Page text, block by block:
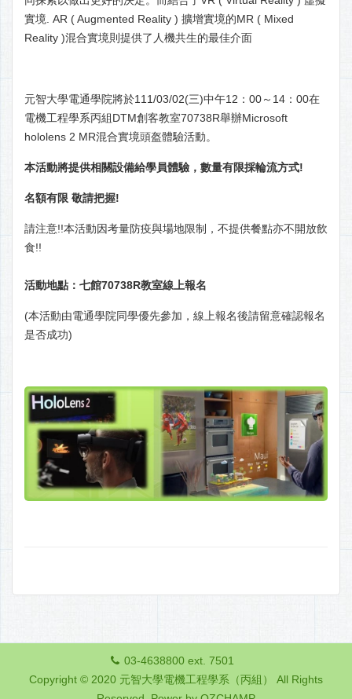
實境. AR ( Augmented Reality ) 擴增實境的MR ( Mixed
Reality )混合實境則提供了人機共生的最佳介面
元智大學電通學院將於111/03/02(三)中午12：00～14：00在
電機工程學系丙組DTM創客教室70738R舉辦Microsoft
hololens 2 MR混合實境頭盔體驗活動。
本活動將提供相關設備給學員體驗，數量有限採輪流方式!
名額有限 敬請把握!
請注意!!本活動因考量防疫與場地限制，不提供餐點亦不開放飲
食!!
活動地點：七館70738R教室線上報名
(本活動由電通學院同學優先參加，線上報名後請留意確認報名
是否成功)
03-4638800 ext. 7501
Copyright © 2020 元智大學電機工程學系（丙組） All Rights